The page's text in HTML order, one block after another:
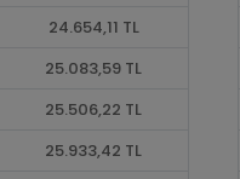
24.654,11 TL
25.083,59 TL
25.506,22 TL
25.933,42 TL